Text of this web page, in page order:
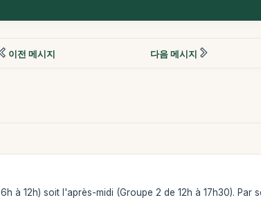
이전 메시지 다음 메시지
à 12h) soit l'après-midi (Groupe 2 de 12h à 17h30). Par